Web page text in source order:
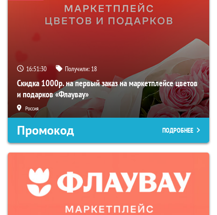
16:51:29 Получили: 18
Скидка 1000р. на первый заказ на маркетплейсе цветов
и подарков «Флаувау»
Россия
Промокод ПОДРОБНЕЕ